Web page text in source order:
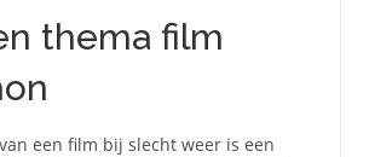
thema film
een film bij slecht weer is een